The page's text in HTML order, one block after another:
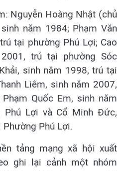
Nguyễn Hoàng Nhật (chủ
năm 1984; Phạm Văn
tại phường Phú Lợi; Cao
trú tại phường Sóc
sinh năm 1998, trú tại
Liêm, sinh năm 2007,
Quốc Em, sinh năm
Phú Lợi và Cổ Minh Đức,
Phú Lợi.
tảng mạng xã hội xuất
ghi lại cảnh một nhóm